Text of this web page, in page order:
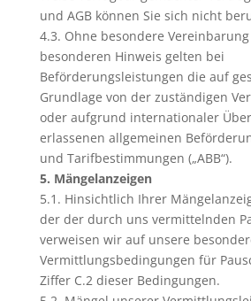
und AGB können Sie sich nicht
4.3. Ohne besondere
besonderen Hinweis gelten bei
Beförderungsleistungen die auf
Grundlage von der zuständigen
oder aufgrund internationaler
erlassenen allgemeinen
und Tarifbestimmungen („ABB“).
5. Mängelanzeigen
5.1. Hinsichtlich Ihrer
der der durch uns vermittelnden
verweisen wir auf unsere
Vermittlungsbedingungen für
Ziffer C.2 dieser Bedingungen.